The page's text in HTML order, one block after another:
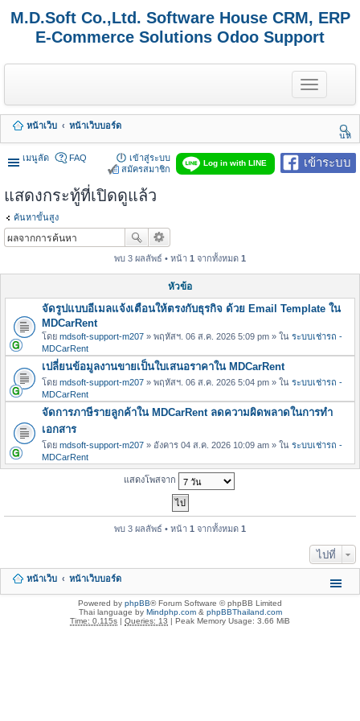
M.D.Soft Co.,Ltd. Software House CRM, ERP
E-Commerce Solutions Odoo Support
T
o
g
e
n
a
หน้าเว็บ
หน้าเว็บบอร์ด
นห
า
เมนูลัด
เข้าระบบ
Log in with LINE
FAQ
เข้าสู่ระบบ
สมัครสมาชิก
แสดงกระทู้ที่เปิดดูแล้ว
ค้นหาขั้นสูง
พบ 3 ผลลัพธ์ • หน้า 1 จากทั้งหมด 1
หัวข้อ
จัดรูปแบบอีเมลแจ้งเตือนให้ตรงกับธุรกิจ ด้วย Email Template ใน
MDCarRent
โดย mdsoft-support-m207 » พฤหัสฯ. 06 ส.ค. 2026 5:09 pm » ใน ระบบเช่ารถ -
MDCarRent
เปลี่ยนข้อมูลงานขายเป็นใบเสนอราคาใน MDCarRent
โดย mdsoft-support-m207 » พฤหัสฯ. 06 ส.ค. 2026 5:04 pm » ใน ระบบเช่ารถ -
MDCarRent
จัดการภาษีรายลูกค้าใน MDCarRent ลดความผิดพลาดในการทำ
เอกสาร
โดย mdsoft-support-m207 » อังคาร 04 ส.ค. 2026 10:09 am » ใน ระบบเช่ารถ -
MDCarRent
แสดงโพสจาก
พบ 3 ผลลัพธ์ • หน้า 1 จากทั้งหมด 1
ไปที่
หน้าเว็บ หน้าเว็บบอร์ด
Powered by phpBB® Forum Software © phpBB Limited
Thai language by Mindphp.com& phpBBThailand.com
Time: 0.115s | Queries: 13 | Peak Memory Usage: 3.66 MiB